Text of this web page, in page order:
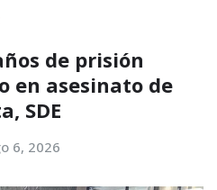
de prisión
en asesinato de
SDE
6, 2026